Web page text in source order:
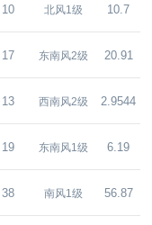
10 北风1级 10.7
17 东南风2级 20.91
13 西南风2级 2.9544
19 东南风1级 6.19
38 南风1级 56.87